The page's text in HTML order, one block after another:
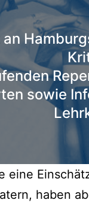
sowie
eine
haben